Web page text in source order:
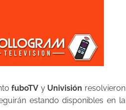
fuboTV y Univisión resolvieron
estando disponibles en la